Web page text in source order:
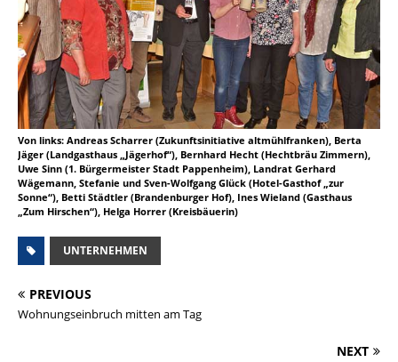
Von links: Andreas Scharrer (Zukunftsinitiative altmühlfranken), Berta
Jäger (Landgasthaus „Jägerhof“), Bernhard Hecht (Hechtbräu Zimmern),
Uwe Sinn (1. Bürgermeister Stadt Pappenheim), Landrat Gerhard
Wägemann, Stefanie und Sven-Wolfgang Glück (Hotel-Gasthof „zur
Sonne“), Betti Städtler (Brandenburger Hof), Ines Wieland (Gasthaus
„Zum Hirschen“), Helga Horrer (Kreisbäuerin)
UNTERNEHMEN
PREVIOUS
Wohnungseinbruch mitten am Tag
NEXT